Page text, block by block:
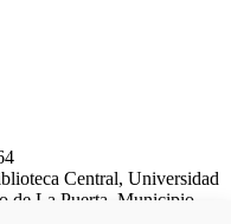
Central, Universidad
de La Puerta, Municipio